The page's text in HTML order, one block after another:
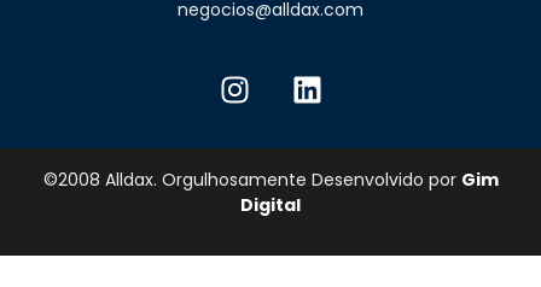
negocios@alldax.com
©2008 Alldax. Orgulhosamente Desenvolvido por Gim
Digital